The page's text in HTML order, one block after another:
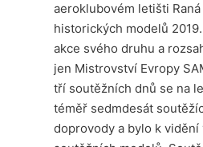
aeroklubovém letišti Raná
historických modelů
akce svého druhu a
jen Mistrovství Evropy
tří soutěžních dnů se na
téměř sedmdesát
doprovody a bylo k vidění